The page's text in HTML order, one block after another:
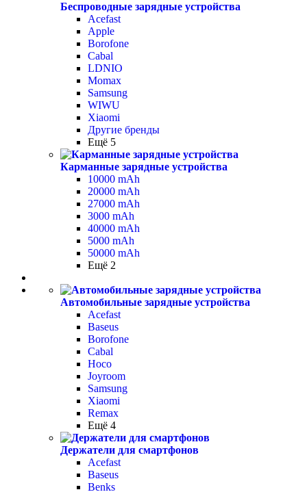
Беспроводные зарядные устройства
Acefast
Apple
Borofone
Cabal
LDNIO
Momax
Samsung
WIWU
Xiaomi
Другие бренды
Ещё 5
Карманные зарядные устройства
10000 mAh
20000 mAh
27000 mAh
3000 mAh
40000 mAh
5000 mAh
50000 mAh
Ещё 2
Автомобильные зарядные устройства
Acefast
Baseus
Borofone
Cabal
Hoco
Joyroom
Samsung
Xiaomi
Remax
Ещё 4
Держатели для смартфонов
Acefast
Baseus
Benks